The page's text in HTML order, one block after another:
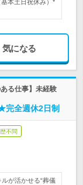
本土日祝休み）*
気になる
る仕事】未経験
完全週休2日制
不問
が活かせる“葬儀